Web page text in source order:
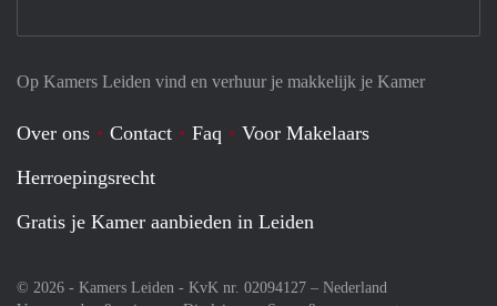
Op Kamers Leiden vind en verhuur je makkelijk je Kamer
Over ons Contact Faq
Voor Makelaars
Herroepingsrecht
Gratis je Kamer aanbieden in Leiden
© 2026 - Kamers Leiden - KvK nr. 02094127 – Nederland